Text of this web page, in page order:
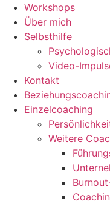
Workshops
Über mich
Selbsthilfe
Video-
Kontakt
Einzelcoaching
Weitere